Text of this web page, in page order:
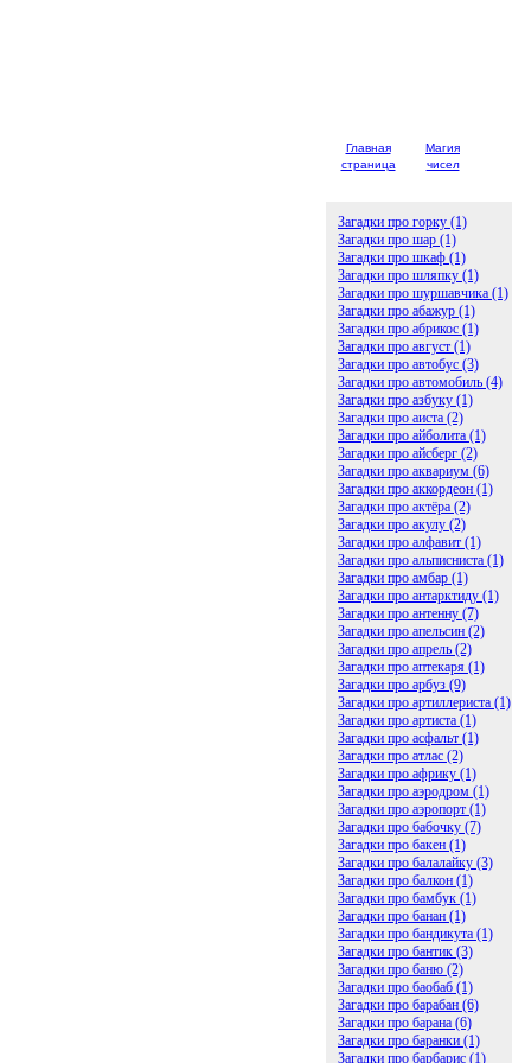
Главная
страница
Магия
чисел
Загадки про горку (1)
Загадки про шар (1)
Загадки про шкаф (1)
Загадки про шляпку (1)
Загадки про шуршавчика (1)
Загадки про абажур (1)
Загадки про абрикос (1)
Загадки про август (1)
Загадки про автобус (3)
Загадки про автомобиль (4)
Загадки про азбуку (1)
Загадки про аиста (2)
Загадки про айболита (1)
Загадки про айсберг (2)
Загадки про аквариум (6)
Загадки про аккордеон (1)
Загадки про актёра (2)
Загадки про акулу (2)
Загадки про алфавит (1)
Загадки про альписниста (1)
Загадки про амбар (1)
Загадки про антарктиду (1)
Загадки про антенну (7)
Загадки про апельсин (2)
Загадки про апрель (2)
Загадки про аптекаря (1)
Загадки про арбуз (9)
Загадки про артиллериста (1)
Загадки про артиста (1)
Загадки про асфальт (1)
Загадки про атлас (2)
Загадки про африку (1)
Загадки про аэродром (1)
Загадки про аэропорт (1)
Загадки про бабочку (7)
Загадки про бакен (1)
Загадки про балалайку (3)
Загадки про балкон (1)
Загадки про бамбук (1)
Загадки про банан (1)
Загадки про бандикута (1)
Загадки про бантик (3)
Загадки про баню (2)
Загадки про баобаб (1)
Загадки про барабан (6)
Загадки про барана (6)
Загадки про баранки (1)
Загадки про барбарис (1)